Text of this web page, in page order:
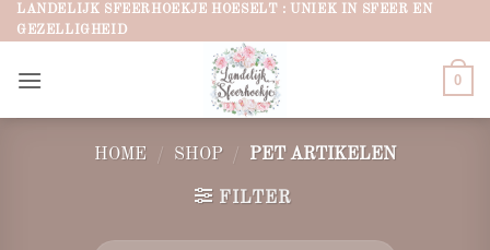
Ga
naar
LANDELIJK SFEERHOEKJE HOESELT : UNIEK IN SFEER EN
GEZELLIGHEID
0
HOME / SHOP / PET ARTIKELEN
FILTER